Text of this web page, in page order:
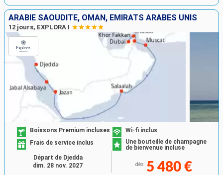
ARABIE SAOUDITE, OMAN, EMIRATS ARABES UNIS
12 jours, EXPLORA I
Boissons Premium incluses
Wi-fi inclus
Frais de service inclus
Une bouteille de champagne
de bienvenue incluse
dès 5 480 €
Départ de Djedda
dim. 28 nov. 2027